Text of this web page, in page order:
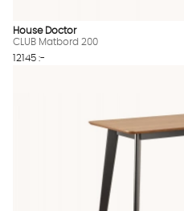
House Doctor
CLUB Matbord 200
12145 :-